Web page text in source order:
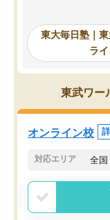
東大毎日塾にたど
の長期計画や日々
いて客観的なアド
ので、自信をもっ
ことができまし
のやり方や進捗
には特におすすめ
東大毎日塾｜
ラ
東武ワー
オンライン校
対応エリア 全国